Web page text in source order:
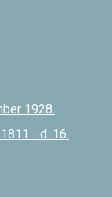
1928.
- d. 16.